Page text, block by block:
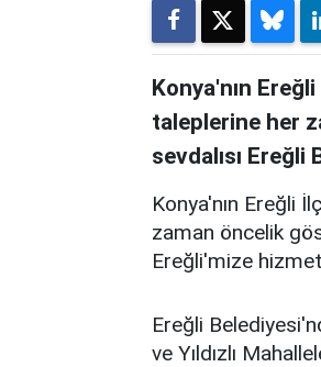
Konya'nın
taleplerine her
sevdalısı Ereğli
Konya'nın Ereğli
zaman öncelik
Ereğli'mize
Ereğli
ve Yıldızlı